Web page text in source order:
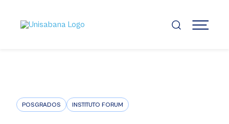
contenido
principal
MENÚ
POSGRADOS INSTITUTO FORUM